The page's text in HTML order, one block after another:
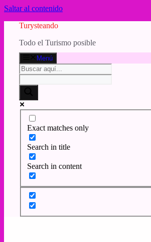
Saltar al contenido
Turysteando
Todo el Turismo posible
Menú
Exact matches only
Search in title
Search in content